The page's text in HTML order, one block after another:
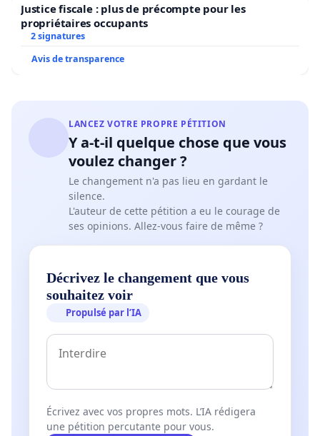
Justice fiscale : plus de précompte pour les
propriétaires occupants
2 signatures
Avis de transparence
LANCEZ VOTRE PROPRE PÉTITION
Y a-t-il quelque chose que vous
voulez changer ?
Le changement n'a pas lieu en gardant le
silence.
L'auteur de cette pétition a eu le courage de
ses opinions. Allez-vous faire de même ?
Décrivez le changement que vous
souhaitez voir
Propulsé par l’IA
Écrivez avec vos propres mots. L’IA rédigera
une pétition percutante pour vous.